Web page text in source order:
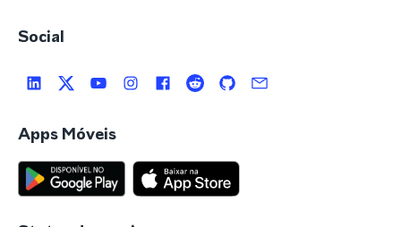
Social
Apps Móveis